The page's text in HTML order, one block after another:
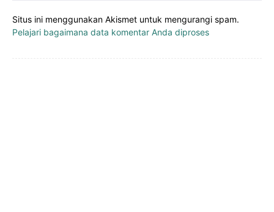
Situs ini menggunakan Akismet untuk mengurangi spam.
Pelajari bagaimana data komentar Anda diproses